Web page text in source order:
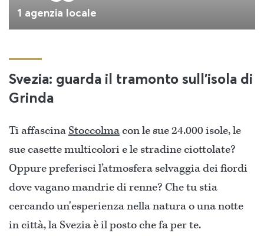
1 agenzia locale
Svezia: guarda il tramonto sull'isola di
Grinda
Ti affascinaStoccolmacon le sue 24.000 isole, le
sue casette multicolori e le stradine ciottolate?
Oppure preferisci l’atmosfera selvaggia dei fiordi
dove vagano mandrie di renne? Che tu stia
cercando un'esperienza nella natura o una notte
in città, la Svezia è il posto che fa per te.